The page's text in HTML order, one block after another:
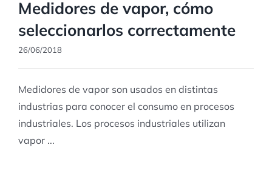
Medidores de vapor, cómo
seleccionarlos correctamente
26/06/2018
Medidores de vapor son usados en distintas
industrias para conocer el consumo en procesos
industriales. Los procesos industriales utilizan
vapor ...